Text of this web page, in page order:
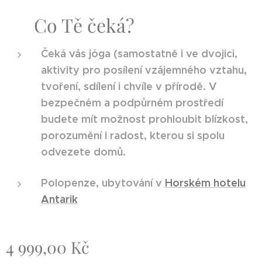
✨ Co Tě čeká?
Čeká vás jóga (samostatně i ve dvojici,
aktivity pro posílení vzájemného vztahu,
tvoření, sdílení i chvíle v přírodě. V
bezpečném a podpůrném prostředí
budete mít možnost prohloubit blízkost,
porozumění i radost, kterou si spolu
odvezete domů.
Polopenze, ubytování v Horském hotelu
Antarik
4 999,00 Kč